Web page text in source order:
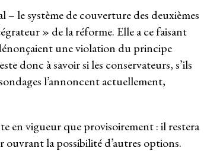
le système de couverture des deuxièmes
» de la réforme. Elle a ce faisant
une violation du principe
donc à savoir si les conservateurs, s’ils
l’annoncent actuellement,
en vigueur que provisoirement : il restera
ouvrant la possibilité d’autres options.